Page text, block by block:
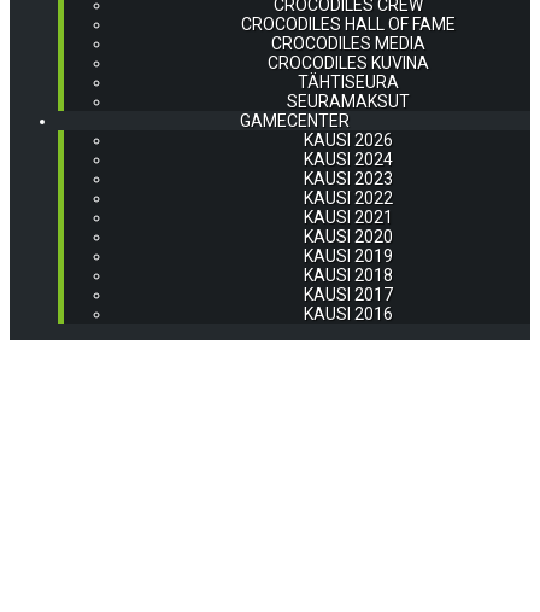
CROCODILES CREW
CROCODILES HALL OF FAME
CROCODILES MEDIA
CROCODILES KUVINA
TÄHTISEURA
SEURAMAKSUT
GAMECENTER
KAUSI 2026
KAUSI 2024
KAUSI 2023
KAUSI 2022
KAUSI 2021
KAUSI 2020
KAUSI 2019
KAUSI 2018
KAUSI 2017
KAUSI 2016